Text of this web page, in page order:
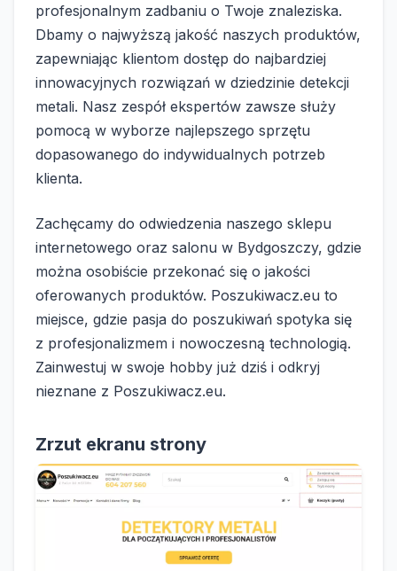
profesjonalnym zadbaniu o Twoje znaleziska.
Dbamy o najwyższą jakość naszych produktów,
zapewniając klientom dostęp do najbardziej
innowacyjnych rozwiązań w dziedzinie detekcji
metali. Nasz zespół ekspertów zawsze służy
pomocą w wyborze najlepszego sprzętu
dopasowanego do indywidualnych potrzeb
klienta.
Zachęcamy do odwiedzenia naszego sklepu
internetowego oraz salonu w Bydgoszczy, gdzie
można osobiście przekonać się o jakości
oferowanych produktów. Poszukiwacz.eu to
miejsce, gdzie pasja do poszukiwań spotyka się
z profesjonalizmem i nowoczesną technologią.
Zainwestuj w swoje hobby już dziś i odkryj
nieznane z Poszukiwacz.eu.
Zrzut ekranu strony